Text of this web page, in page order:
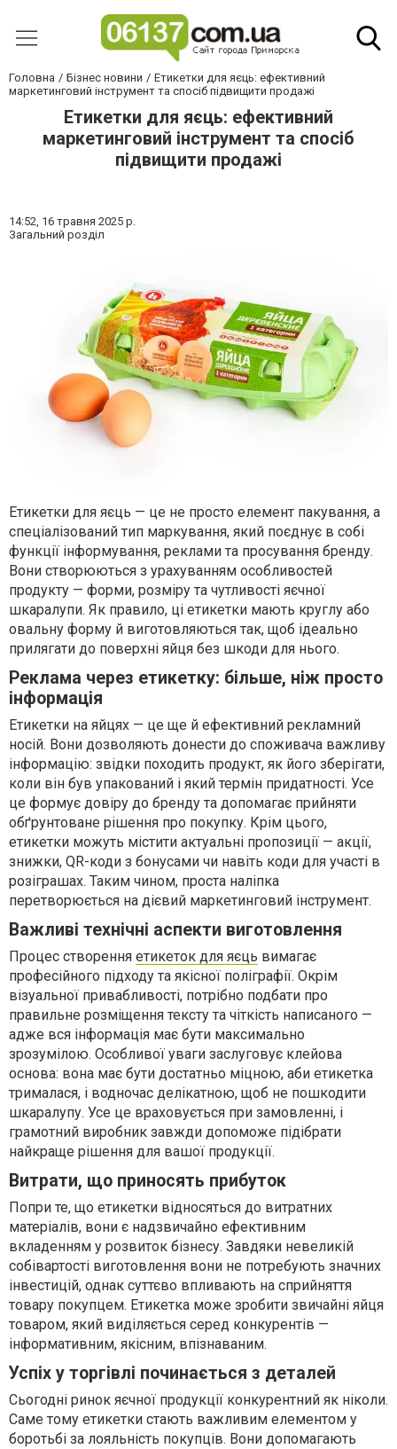
Головна Бізнес новини
Етикетки для яєць: ефективний
маркетинговий інструмент та спосіб підвищити продажі
Етикетки для яєць: ефективний
маркетинговий інструмент та спосіб
підвищити продажі
14:52, 16 травня 2025 р.
Загальний розділ
Етикетки для яєць — це не просто елемент пакування, а
спеціалізований тип маркування, який поєднує в собі
функції інформування, реклами та просування бренду.
Вони створюються з урахуванням особливостей
продукту — форми, розміру та чутливості яєчної
шкаралупи. Як правило, ці етикетки мають круглу або
овальну форму й виготовляються так, щоб ідеально
прилягати до поверхні яйця без шкоди для нього.
Реклама через етикетку: більше, ніж просто
інформація
Етикетки на яйцях — це ще й ефективний рекламний
носій. Вони дозволяють донести до споживача важливу
інформацію: звідки походить продукт, як його зберігати,
коли він був упакований і який термін придатності. Усе
це формує довіру до бренду та допомагає прийняти
обґрунтоване рішення про покупку. Крім цього,
етикетки можуть містити актуальні пропозиції — акції,
знижки, QR-коди з бонусами чи навіть коди для участі в
розіграшах. Таким чином, проста наліпка
перетворюється на дієвий маркетинговий інструмент.
Важливі технічні аспекти виготовлення
Процес створення етикеток для яєць вимагає
професійного підходу та якісної поліграфії. Окрім
візуальної привабливості, потрібно подбати про
правильне розміщення тексту та чіткість написаного —
адже вся інформація має бути максимально
зрозумілою. Особливої уваги заслуговує клейова
основа: вона має бути достатньо міцною, аби етикетка
трималася, і водночас делікатною, щоб не пошкодити
шкаралупу. Усе це враховується при замовленні, і
грамотний виробник завжди допоможе підібрати
найкраще рішення для вашої продукції.
Витрати, що приносять прибуток
Попри те, що етикетки відносяться до витратних
матеріалів, вони є надзвичайно ефективним
вкладенням у розвиток бізнесу. Завдяки невеликій
собівартості виготовлення вони не потребують значних
інвестицій, однак суттєво впливають на сприйняття
товару покупцем. Етикетка може зробити звичайні яйця
товаром, який виділяється серед конкурентів —
інформативним, якісним, впізнаваним.
Успіх у торгівлі починається з деталей
Сьогодні ринок яєчної продукції конкурентний як ніколи.
Саме тому етикетки стають важливим елементом у
боротьбі за лояльність покупців. Вони допомагають